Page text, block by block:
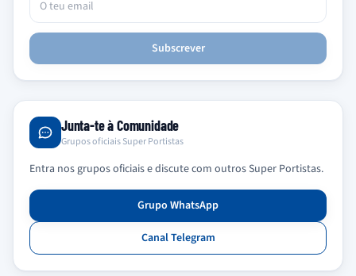
Subscrever
Junta-te à Comunidade
Grupos oficiais Super Portistas
Entra nos grupos oficiais e discute com outros Super Portistas.
Grupo WhatsApp
Canal Telegram